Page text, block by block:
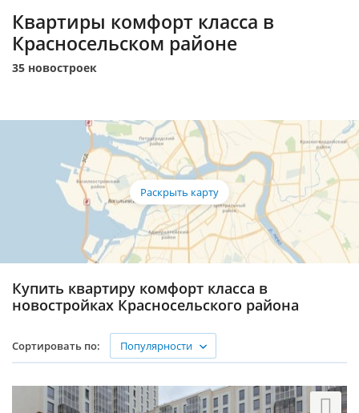
Квартиры комфорт класса в
Красносельском районе
35 новостроек
Купить квартиру комфорт класса в
новостройках Красносельского района
Сортировать по: Популярности